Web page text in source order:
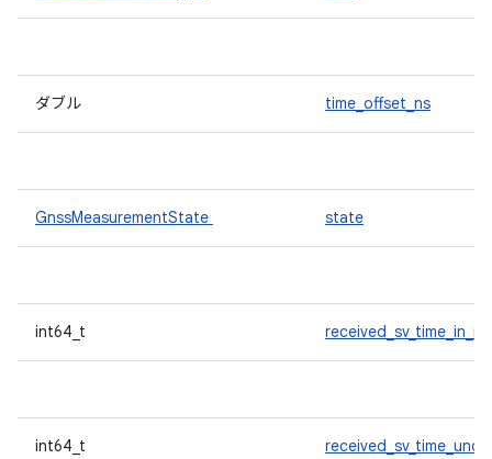
ダブル time_offset_ns
GnssMeasurementState state
int64_t received_sv_time_in_ns
int64_t